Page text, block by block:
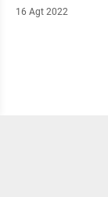
16 Agt 2022